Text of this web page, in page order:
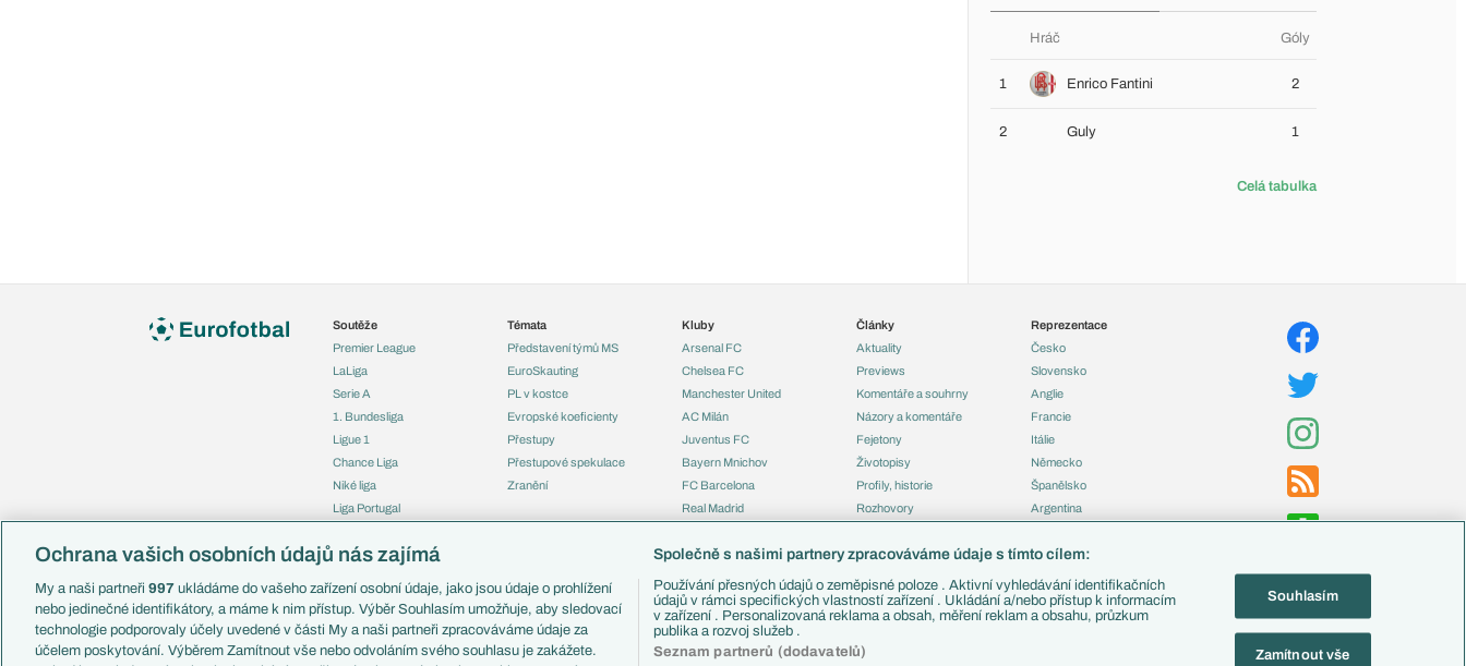
Hráč Góly
1 Enrico Fantini 2
2 Guly 1
Celá tabulka
Soutěže
Premier League
LaLiga
Serie A
1. Bundesliga
Ligue 1
Chance Liga
Niké liga
Liga Portugal
Liga mistrů
Mistrovství světa
Liga národů
Témata
Představení týmů MS
EuroSkauting
PL v kostce
Evropské koeficienty
Přestupy
Přestupové spekulace
Zranění
Kluby
Arsenal FC
Chelsea FC
Manchester United
AC Milán
Juventus FC
Bayern Mnichov
FC Barcelona
Real Madrid
Články
Aktuality
Previews
Komentáře a souhrny
Názory a komentáře
Fejetony
Životopisy
Profily, historie
Rozhovory
Reprezentace
Česko
Slovensko
Anglie
Francie
Itálie
Německo
Španělsko
Argentina
Zápasy
Livescore
Ochrana vašich osobních údajů nás zajímá
My a naši partneři 997 ukládáme do vašeho zařízení osobní údaje, jako jsou údaje o prohlížení
nebo jedinečné identifikátory, a máme k nim přístup. Výběr Souhlasím umožňuje, aby sledovací
technologie podporovaly účely uvedené v části My a naši partneři zpracováváme údaje za
účelem poskytování. Výběrem Zamítnout vše nebo odvoláním svého souhlasu je zakážete.
Společně s našimi partnery zpracováváme údaje s tímto cílem:
Používání přesných údajů o zeměpisné poloze . Aktivní vyhledávání identifikačních
údajů v rámci specifických vlastností zařízení . Ukládání a/nebo přístup k informacím
v zařízení . Personalizovaná reklama a obsah, měření reklam a obsahu, průzkum
publika a rozvoj služeb .
Seznam partnerů (dodavatelů)
Souhlasím
Zamítnout vše